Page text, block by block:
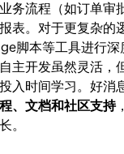
务流程（如订单审
表。对于更复杂的
脚本等工具进行深
自主开发虽然灵活，
入时间学习。好消
、文档和社区支持
。